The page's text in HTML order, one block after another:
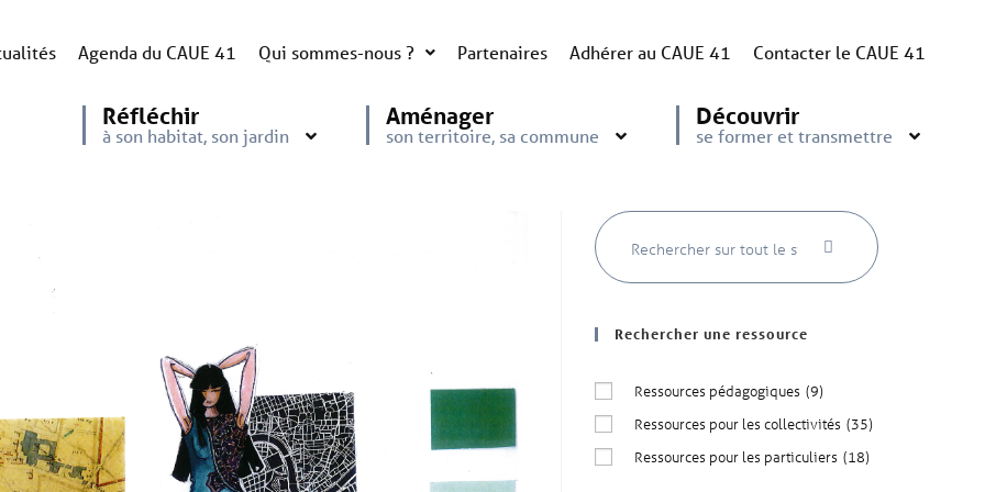
Agenda du CAUE 41 Qui sommes-nous ? Partenaires Adhérer au CAUE 41 Contacter le CAUE 41
Réfléchir
à son habitat, son jardin
Aménager
son territoire, sa commune
Découvrir
se former et transmettre
Rechercher une ressource
Ressources pédagogiques (9)
Ressources pour les collectivités (35)
Ressources pour les particuliers (18)